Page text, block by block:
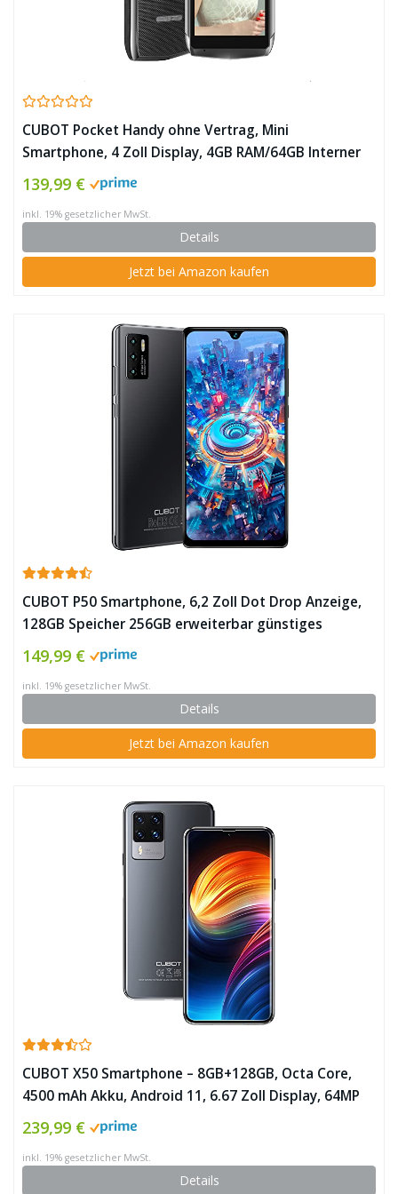
CUBOT Pocket Handy ohne Vertrag, Mini
Smartphone, 4 Zoll Display, 4GB RAM/64GB Interner
Speicher, 3000mAh Akku, 16MP+ 5MP Kameras,
Android 11, 4G Dual SIM, Face ID NFC-Schwarz ✪
139,99 €
inkl. 19% gesetzlicher MwSt.
Details
Jetzt bei Amazon kaufen
CUBOT P50 Smartphone, 6,2 Zoll Dot Drop Anzeige,
128GB Speicher 256GB erweiterbar günstiges
Android 11 Handy mit 20MP AI Triple Kamera,
4200mAh Akuu, Deutsche Version ✪
149,99 €
inkl. 19% gesetzlicher MwSt.
Details
Jetzt bei Amazon kaufen
CUBOT X50 Smartphone – 8GB+128GB, Octa Core,
4500 mAh Akku, Android 11, 6.67 Zoll Display, 64MP
Quad Kamera, Dual SIM, Face ID, NFC ✪
239,99 €
inkl. 19% gesetzlicher MwSt.
Details